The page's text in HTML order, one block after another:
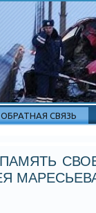
ОБРАТНАЯ СВЯЗЬ